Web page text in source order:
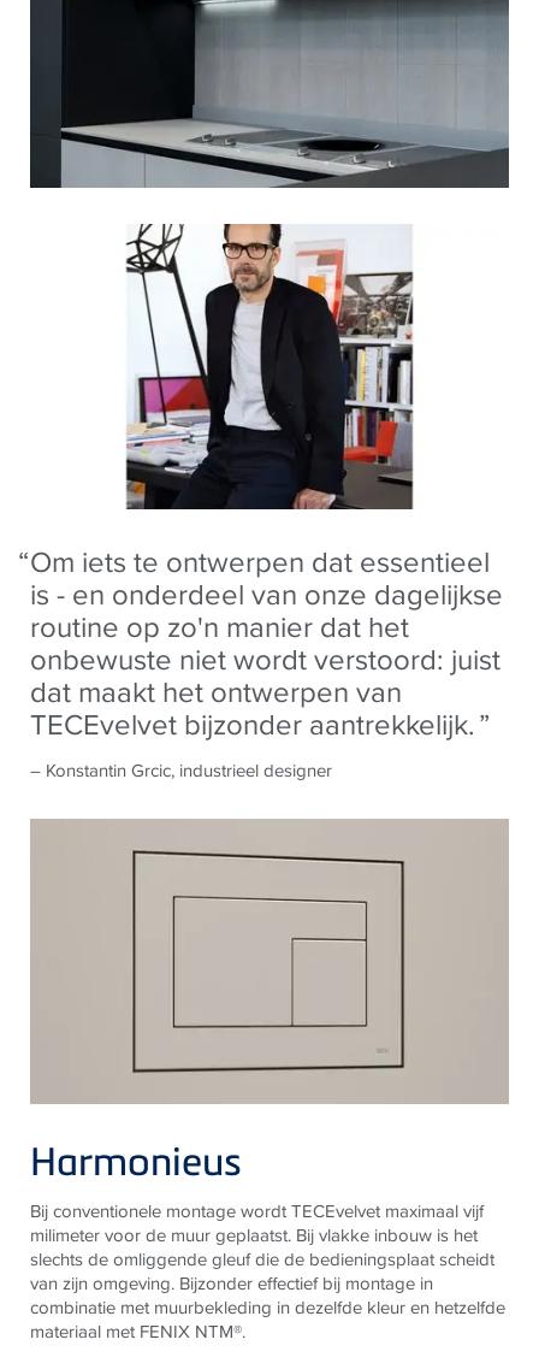
Om iets te ontwerpen dat essentieel
is - en onderdeel van onze dagelijkse
routine op zo'n manier dat het
onbewuste niet wordt verstoord: juist
dat maakt het ontwerpen van
TECEvelvet bijzonder aantrekkelijk.
– Konstantin Grcic, industrieel designer
Harmonieus
Bij conventionele montage wordt TECEvelvet maximaal vijf
milimeter voor de muur geplaatst. Bij vlakke inbouw is het
slechts de omliggende gleuf die de bedieningsplaat scheidt
van zijn omgeving. Bijzonder effectief bij montage in
combinatie met muurbekleding in dezelfde kleur en hetzelfde
materiaal met FENIX NTM®.